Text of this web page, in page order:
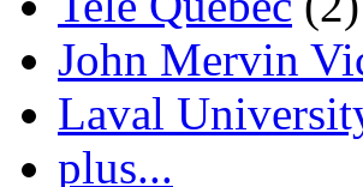
John Mervin
Laval
plus...